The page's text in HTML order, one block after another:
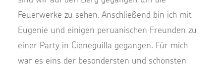
Feuerwerke zu sehen. Anschließend bin ich mit
Eugenie und einigen peruanischen Freunden zu
einer Party in Cieneguilla gegangen. Für mich
war es eins der besondersten und schönsten